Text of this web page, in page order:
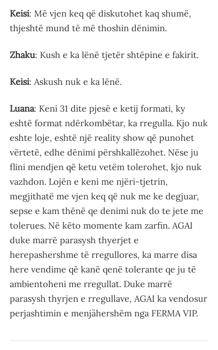
Keisi: Më vjen keq që diskutohet kaq shumë,
thjeshtë mund të më thoshin dënimin.
Zhaku: Kush e ka lënë tjetër shtëpine e fakirit.
Keisi: Askush nuk e ka lënë.
Luana: Keni 31 dite pjesë e ketij formati, ky
eshtë format ndërkombëtar, ka rregulla. Kjo nuk
eshte loje, eshtë një reality show që punohet
vërtetë, edhe dënimi përshkallëzohet. Nëse ju
flini mendjen që ketu vetëm tolerohet, kjo nuk
vazhdon. Lojën e keni me njëri-tjetrin,
megjithatë me vjen keq që nuk me ke degjuar,
sepse e kam thënë qe denimi nuk do te jete me
tolerues. Në këto momente kam zarfin. AGAI
duke marrë parasysh thyerjet e
herepashershme të rregullores, ka marre disa
here vendime që kanë qenë tolerante qe ju të
ambientoheni me rregullat. Duke marrë
parasysh thyrjen e rregullave, AGAI ka vendosur
perjashtimin e menjähershëm nga FERMA VIP.